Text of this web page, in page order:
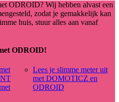
ODROID? Wij hebben alvast een
zodat je gemakkelijk kan
huis, stuur alles aan vanaf
ODROID!
Lees je slimme meter uit
met DOMOTICZ en
ODROID